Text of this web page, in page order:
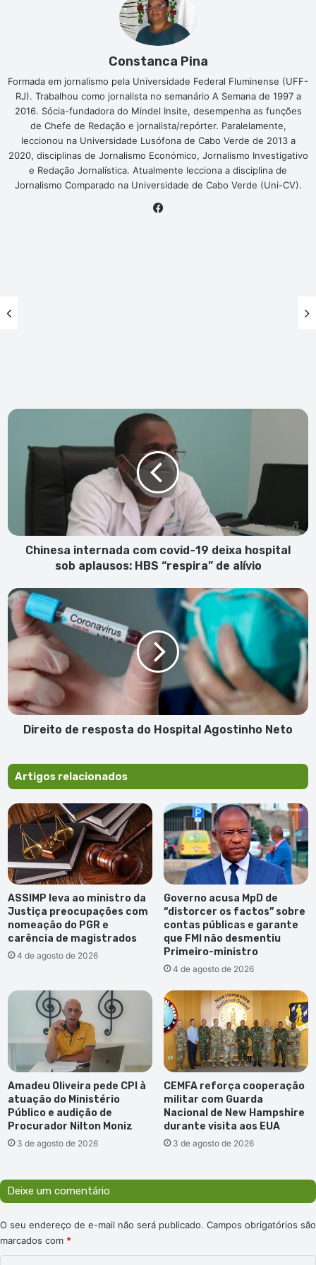
Constanca Pina
Formada em jornalismo pela Universidade Federal Fluminense (UFF-
RJ). Trabalhou como jornalista no semanário A Semana de 1997 a
2016. Sócia-fundadora do Mindel Insite, desempenha as funções
de Chefe de Redação e jornalista/repórter. Paralelamente,
leccionou na Universidade Lusófona de Cabo Verde de 2013 a
2020, disciplinas de Jornalismo Económico, Jornalismo Investigativo
e Redação Jornalística. Atualmente lecciona a disciplina de
Jornalismo Comparado na Universidade de Cabo Verde (Uni-CV).
Chinesa
covid-
deixa
aplausos:
alívio
Chinesa internada com covid-19 deixa hospital
sob aplausos: HBS “respira” de alívio
Direito
de
resposta
do
Hospital
Agostinho
Direito de resposta do Hospital Agostinho Neto
Artigos relacionados
ASSIMP leva ao ministro da
Justiça preocupações com
nomeação do PGR e
carência de magistrados
4 de agosto de 2026
Governo acusa MpD de
“distorcer os factos” sobre
contas públicas e garante
que FMI não desmentiu
Primeiro-ministro
4 de agosto de 2026
Amadeu Oliveira pede CPI à
atuação do Ministério
Público e audição de
Procurador Nilton Moniz
3 de agosto de 2026
CEMFA reforça cooperação
militar com Guarda
Nacional de New Hampshire
durante visita aos EUA
3 de agosto de 2026
Deixe um comentário
O seu endereço de e-mail não será publicado. Campos obrigatórios são
marcados com *